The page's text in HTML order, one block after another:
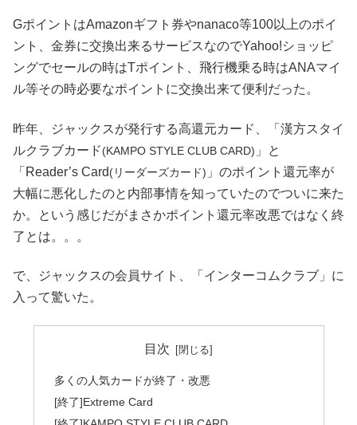
GポイントはAmazonギフト券やnanaco等100以上のポイ
ント、金券に交換出来るサービスなのでYahoo!ショッピ
ングでセールの時はTポイント、飛行機乗る時はANAマイ
ル等その時必要なポイントに交換出来て便利だった。
昨年、ジャックスが発行する高還元カード、「漢方スタイ
ルクラブカード(KAMPO STYLE CLUB CARD) 」と
「Reader’s Card(リーダーズカード) 」のポイント還元率が
大幅に悪化したのと内部事情を知っていたのでついに来た
か。という感じだがまさかポイント還元率改悪ではなく終
了とは。。。
で、ジャックスの会員サイト、「インターコムクラブ」に
入って驚いた。
目次
多くの人気カードが終了・改悪
[終了]Extreme Card